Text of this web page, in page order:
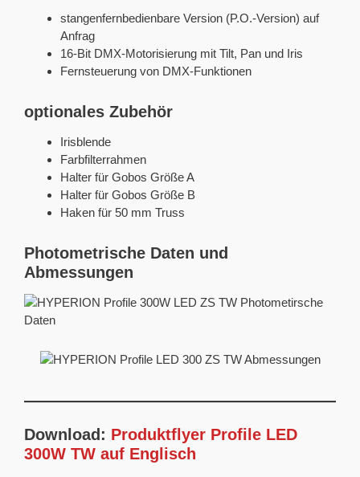
stangenfernbedienbare Version (P.O.-Version) auf
Anfrag
16-Bit DMX-Motorisierung mit Tilt, Pan und Iris
Fernsteuerung von DMX-Funktionen
optionales Zubehör
Irisblende
Farbfilterrahmen
Halter für Gobos Größe A
Halter für Gobos Größe B
Haken für 50 mm Truss
Photometrische Daten und
Abmessungen
Download: Produktflyer Profile LED
300W TW auf Englisch